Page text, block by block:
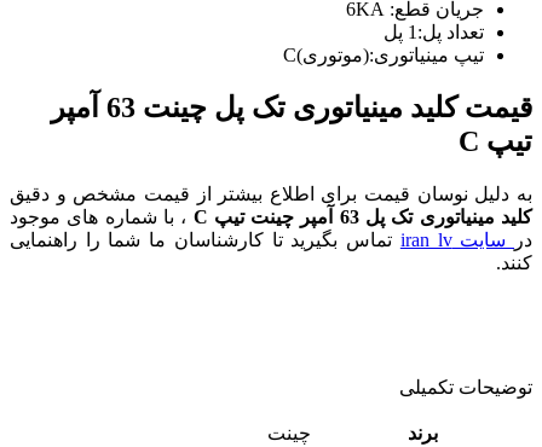
جریان قطع: 6KA
تعداد پل:1 پل
تیپ مینیاتوری:(موتوری)C
قیمت کلید مینیاتوری تک پل چینت 63 آمپر
تیپ C
به دلیل نوسان قیمت برای اطلاع بیشتر از قیمت مشخص و دقیق
کلید مینیاتوری تک پل 63 آمپر چینت تیپ C
، با شماره های موجود
در
سایت iran lv
تماس بگیرید تا کارشناسان ما شما را راهنمایی
کنند.
توضیحات تکمیلی
برند چینت